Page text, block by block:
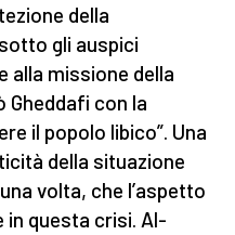
della
gli auspici
alla missione della
Gheddafi con la
il popolo libico”. Una
della situazione
volta, che l’aspetto
questa crisi. Al-